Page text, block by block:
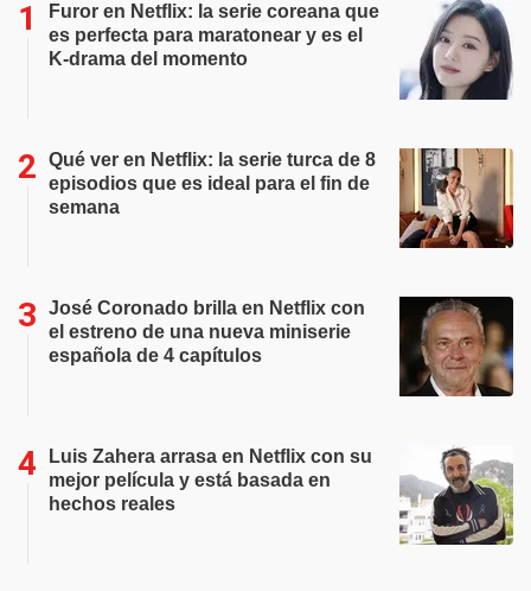
Furor en Netflix: la serie coreana que
es perfecta para maratonear y es el
K-drama del momento
Qué ver en Netflix: la serie turca de 8
episodios que es ideal para el fin de
semana
José Coronado brilla en Netflix con
el estreno de una nueva miniserie
española de 4 capítulos
Luis Zahera arrasa en Netflix con su
mejor película y está basada en
hechos reales